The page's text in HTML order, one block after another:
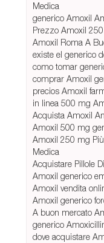
Medica
generico Amoxil
Prezzo Amoxil
Amoxil Roma A
existe el generico
como tomar
comprar Amoxil
precios Amoxil
in linea 500 mg
Acquista Amoxil
Amoxil 500 mg
Amoxil 250 mg
Medica
Acquistare Pillole
Amoxil generico
Amoxil vendita
Amoxil generico
A buon mercato
generico
dove acquistare